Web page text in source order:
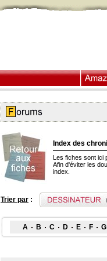
Index des
Les fiches sont ici
Afin d'éviter les
index.
Trier par :
A B C D E F G